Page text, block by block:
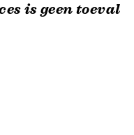
is geen toeval